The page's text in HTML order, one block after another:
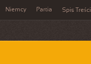
Niemcy Partia Spis Treści